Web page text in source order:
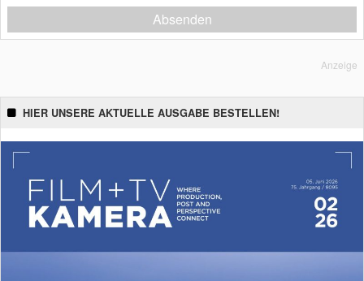
Absenden
Anzeige
HIER UNSERE AKTUELLE AUSGABE BESTELLEN!